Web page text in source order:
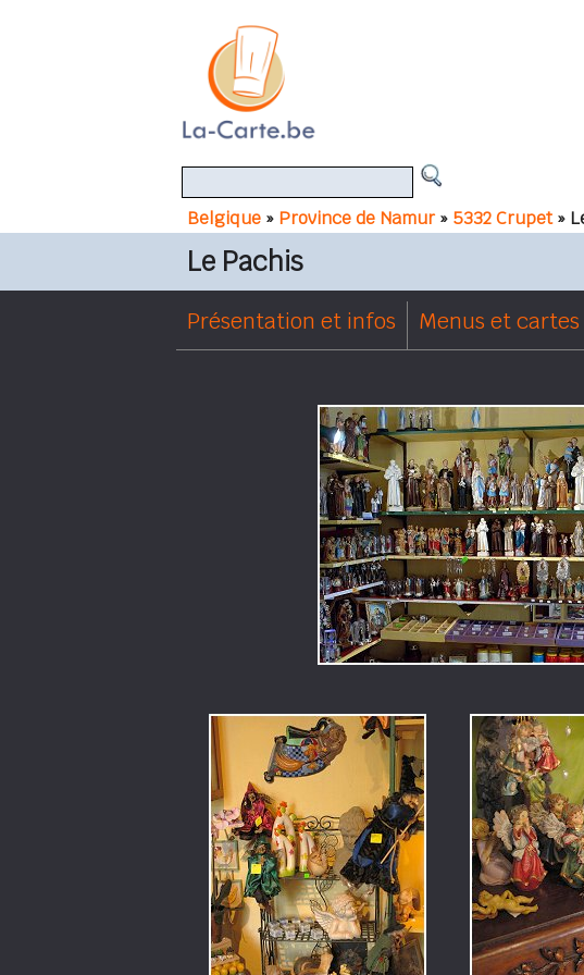
Belgique » Province de Namur» 5332 Crupet »
Le Pachis
Présentation et infos Menus et cartes